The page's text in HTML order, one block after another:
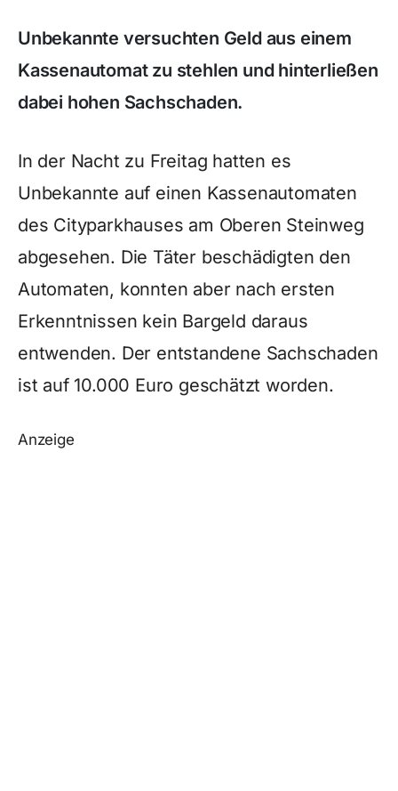
Unbekannte versuchten Geld aus einem
Kassenautomat zu stehlen und hinterließen
dabei hohen Sachschaden.
In der Nacht zu Freitag hatten es
Unbekannte auf einen Kassenautomaten
des Cityparkhauses am Oberen Steinweg
abgesehen. Die Täter beschädigten den
Automaten, konnten aber nach ersten
Erkenntnissen kein Bargeld daraus
entwenden. Der entstandene Sachschaden
ist auf 10.000 Euro geschätzt worden.
Anzeige